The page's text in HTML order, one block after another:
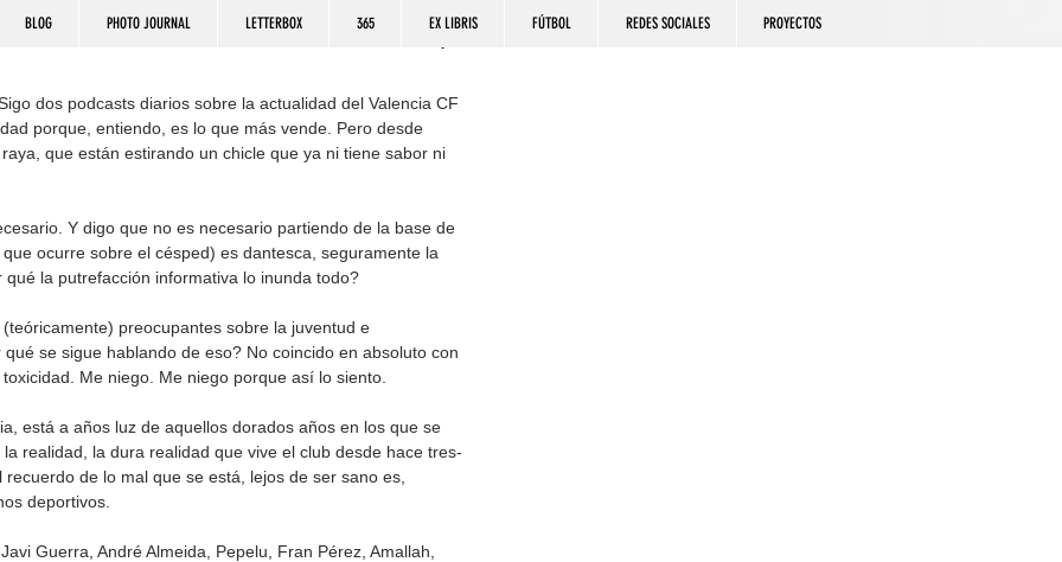
dos podcasts diarios sobre la actualidad del Valencia CF
porque, entiendo, es lo que más vende. Pero desde
que están estirando un chicle que ya ni tiene sabor ni
Y digo que no es necesario partiendo de la base de
ocurre sobre el césped) es dantesca, seguramente la
la putrefacción informativa lo inunda todo?
preocupantes sobre la juventud e
se sigue hablando de eso? No coincido en absoluto con
Me niego. Me niego porque así lo siento.
está a años luz de aquellos dorados años en los que se
realidad, la dura realidad que vive el club desde hace tres-
de lo mal que se está, lejos de ser sano es,
deportivos.
Guerra, André Almeida, Pepelu, Fran Pérez, Amallah,
BLOG PHOTO JOURNAL LETTERBOX 365 EX LIBRIS FÚTBOL REDES SOCIALES PROYECTOS